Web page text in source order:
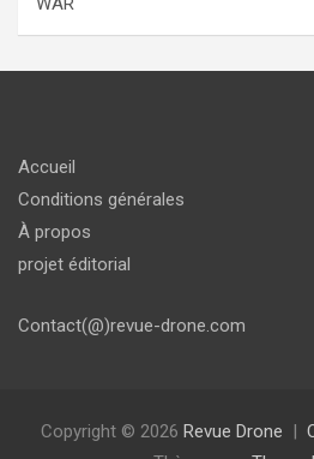
Accueil
Conditions générales
À propos
projet éditorial
Contact(@)revue-drone.com
Copyright © 2026 Revue Drone